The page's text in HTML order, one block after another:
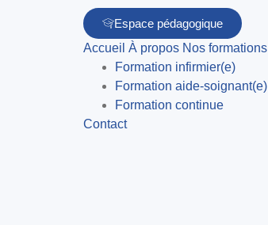
Espace pédagogique
Accueil À propos Nos formations
Formation infirmier(e)
Formation aide-soignant(e)
Formation continue
Contact